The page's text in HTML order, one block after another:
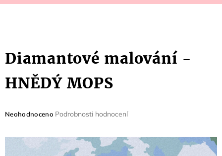
Diamantové malování -
HNĚDÝ MOPS
Průměrné
je
Neohodnoceno Podrobnosti hodnocení